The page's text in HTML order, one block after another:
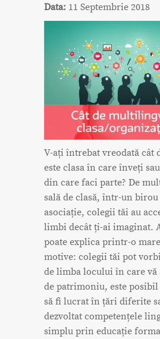
Data: 11 Septembrie 2018
V-ați întrebat vreodată cât
este clasa în care înveți
din care faci parte? De
sală de clasă, într-un
asociație, colegii tăi au
limbi decât ți-ai imaginat.
poate explica printr-o
motive: colegii tăi pot
de limba locului în care
de patrimoniu, este
să fi lucrat în țări diferite
dezvoltat competențele
simplu prin educație